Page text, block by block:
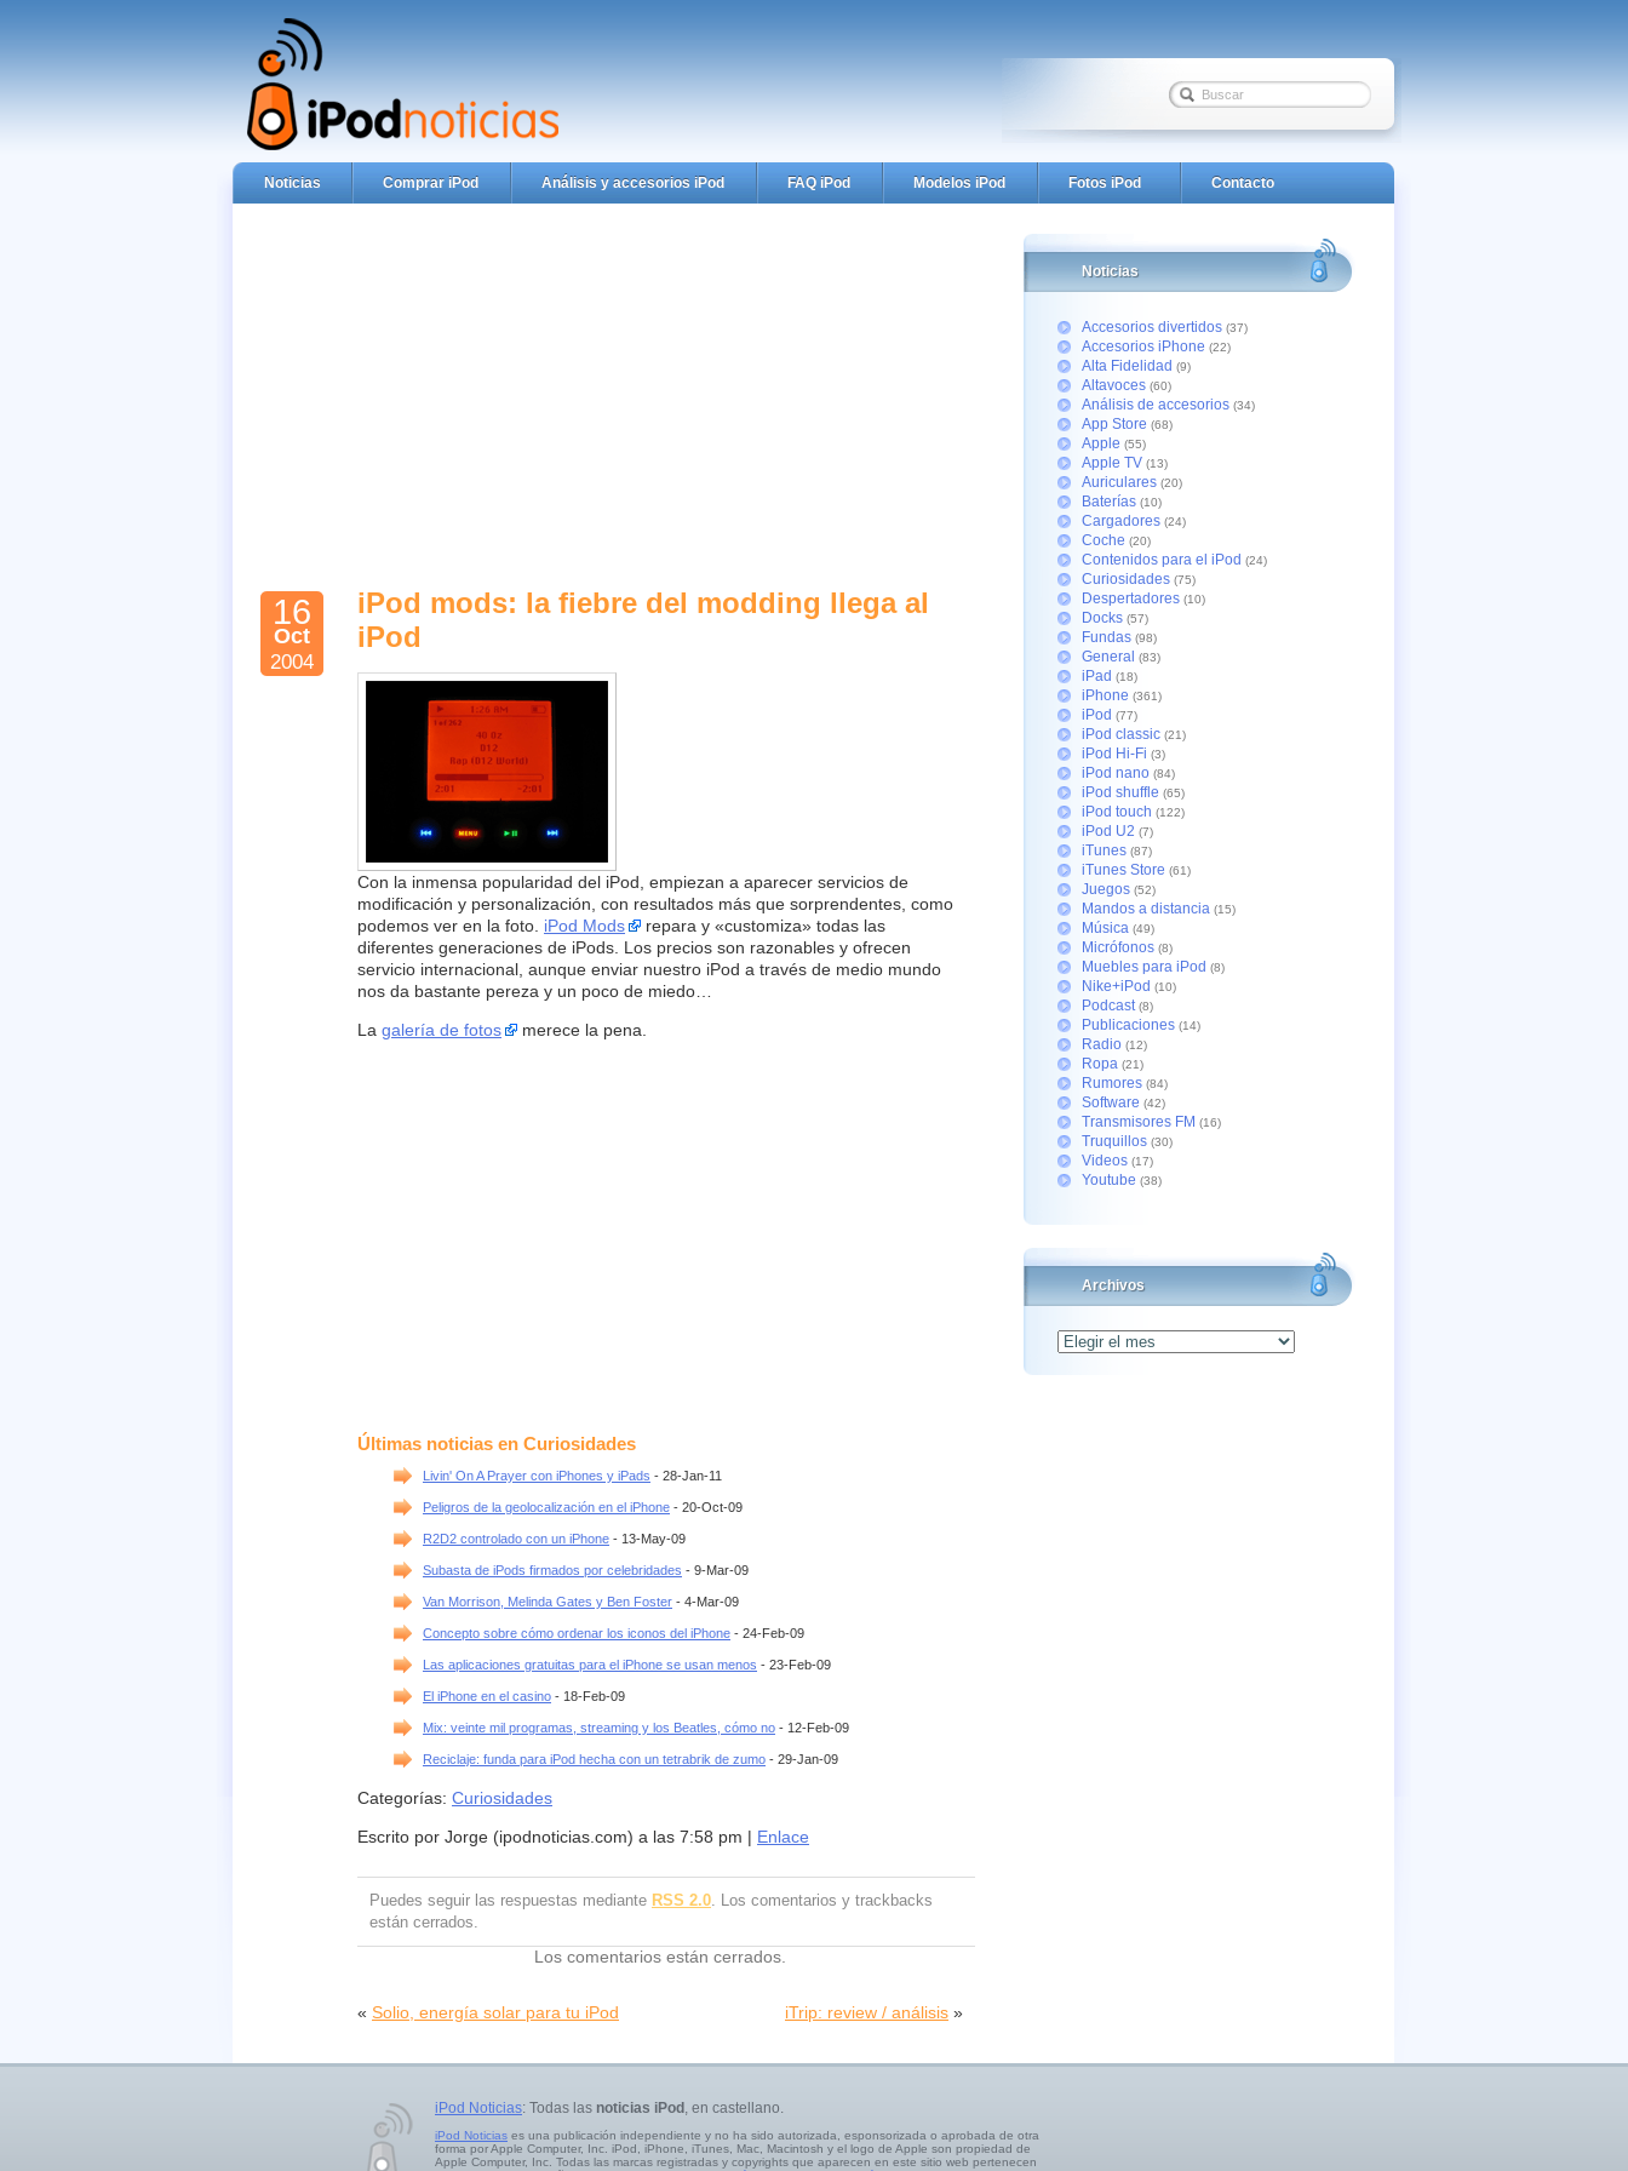
Noticias Comprar iPod Análisis y accesorios iPod FAQ iPod Modelos iPod Fotos iPod Contacto
iPod mods: la fiebre del modding llega al
iPod
16
Oct
2004
Con la inmensa popularidad del iPod, empiezan a aparecer servicios de
modificación y personalización, con resultados más que sorprendentes, como
podemos ver en la foto. iPod Mods
repara y «customiza» todas las
diferentes generaciones de iPods. Los precios son razonables y ofrecen
servicio internacional, aunque enviar nuestro iPod a través de medio mundo
nos da bastante pereza y un poco de miedo…
La galería de fotos merece la pena.
Últimas noticias en Curiosidades
Livin' On A Prayer con iPhones y iPads - 28-Jan-11
Peligros de la geolocalización en el iPhone - 20-Oct-09
R2D2 controlado con un iPhone - 13-May-09
Subasta de iPods firmados por celebridades - 9-Mar-09
Van Morrison, Melinda Gates y Ben Foster - 4-Mar-09
Concepto sobre cómo ordenar los iconos del iPhone - 24-Feb-09
Las aplicaciones gratuitas para el iPhone se usan menos - 23-Feb-09
El iPhone en el casino - 18-Feb-09
Mix: veinte mil programas, streaming y los Beatles, cómo no - 12-Feb-09
Reciclaje: funda para iPod hecha con un tetrabrik de zumo - 29-Jan-09
Categorías: Curiosidades
Escrito por Jorge (ipodnoticias.com) a las 7:58 pm | Enlace
Puedes seguir las respuestas mediante RSS 2.0. Los comentarios y trackbacks
están cerrados.
Los comentarios están cerrados.
« Solio, energía solar para tu iPod iTrip: review / análisis »
Noticias
Accesorios divertidos (37)
Accesorios iPhone (22)
Alta Fidelidad (9)
Altavoces (60)
Análisis de accesorios (34)
App Store (68)
Apple (55)
Apple TV (13)
Auriculares (20)
Baterías (10)
Cargadores (24)
Coche (20)
Contenidos para el iPod (24)
Curiosidades (75)
Despertadores (10)
Docks (57)
Fundas (98)
General (83)
iPad (18)
iPhone (361)
iPod (77)
iPod classic (21)
iPod Hi-Fi (3)
iPod nano (84)
iPod shuffle (65)
iPod touch (122)
iPod U2 (7)
iTunes (87)
iTunes Store (61)
Juegos (52)
Mandos a distancia (15)
Música (49)
Micrófonos (8)
Muebles para iPod (8)
Nike+iPod (10)
Podcast (8)
Publicaciones (14)
Radio (12)
Ropa (21)
Rumores (84)
Software (42)
Transmisores FM (16)
Truquillos (30)
Videos (17)
Youtube (38)
Archivos
Archivos
iPod Noticias: Todas las noticias iPod , en castellano.
iPod Noticias es una publicación independiente y no ha sido autorizada, esponsorizada o aprobada de otra
forma por Apple Computer, Inc. iPod, iPhone, iTunes, Mac, Macintosh y el logo de Apple son propiedad de
Apple Computer, Inc. Todas las marcas registradas y copyrights que aparecen en este sitio web pertenecen